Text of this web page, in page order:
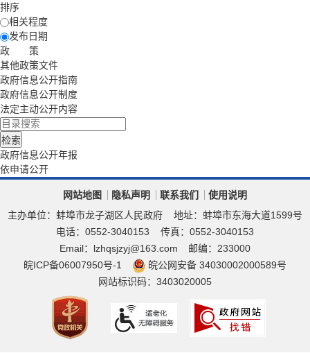
排序
相关程度
发布日期
政 策
其他政策文件
政府信息公开指南
政府信息公开制度
法定主动公开内容
政府信息公开年报
依申请公开
网站地图 隐私声明 联系我们
使用说明
主办单位：蚌埠市龙子湖区人民政府
地址：蚌埠市东海大道1599号
电话：0552-3040153
传真：0552-3040153
Email：lzhqsjzyj@163.com
邮编：233000
皖ICP备06007950号-1
皖公网安备 34030002000589号
网站标识码：3403020005